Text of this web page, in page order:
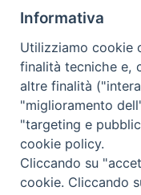
Redazione
Scrivici
Copyright ©
Trentina
Informativa
Utilizziamo cookie
finalità tecniche e,
altre finalità
"miglioramento
"targeting e
cookie policy.
Cliccando su
cookie. Cliccando